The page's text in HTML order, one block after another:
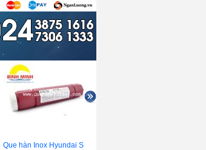
Que hàn Inox Hyundai S-